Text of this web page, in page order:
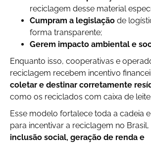
reciclagem desse material
Cumpram a legislação de
forma transparente;
Gerem impacto ambiental e
Enquanto isso, cooperativas e
reciclagem recebem incentivo
coletar e destinar corretamente
como os reciclados com caixa de leite.
Esse modelo fortalece toda a cadeia
para incentivar a reciclagem no Brasil,
inclusão social, geração de renda e